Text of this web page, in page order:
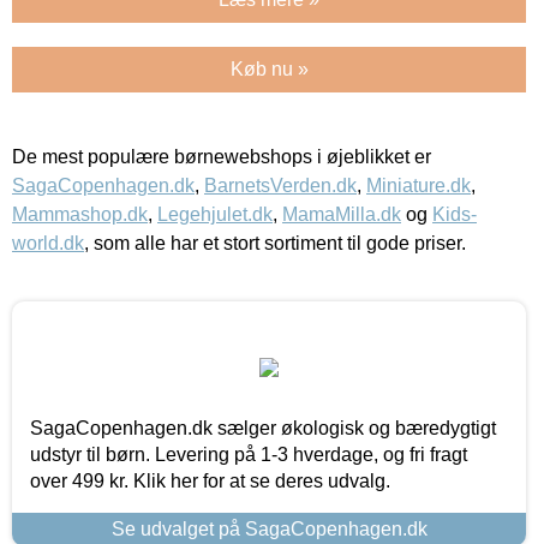
Køb nu »
De mest populære børnewebshops i øjeblikket er
SagaCopenhagen.dk, BarnetsVerden.dk, Miniature.dk,
Mammashop.dk, Legehjulet.dk, MamaMilla.dk og Kids-
world.dk, som alle har et stort sortiment til gode priser.
SagaCopenhagen.dk sælger økologisk og bæredygtigt
udstyr til børn. Levering på 1-3 hverdage, og fri fragt
over 499 kr. Klik her for at se deres udvalg.
Se udvalget på SagaCopenhagen.dk